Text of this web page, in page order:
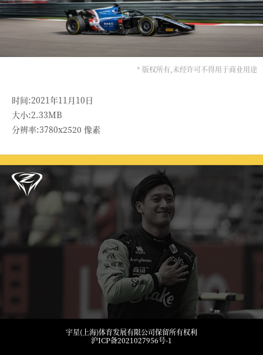
* 版权所有,未经许可不得用于商业用途
时间:2021年11月10日
大小:2.33MB
分辨率:3780x2520 像素
宇星(上海)体育发展有限公司保留所有权利
沪ICP备2021027956号-1